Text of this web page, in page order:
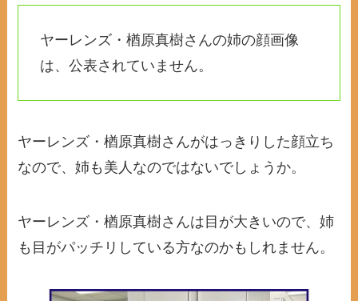
ヤーレンズ・楢原真樹さんの姉の顔画像
は、公表されていません。
ヤーレンズ・楢原真樹さんがはっきりした顔立ち
なので、姉も美人なのではないでしょうか。
ヤーレンズ・楢原真樹さんは目が大きいので、姉
も目がパッチリしている方なのかもしれません。